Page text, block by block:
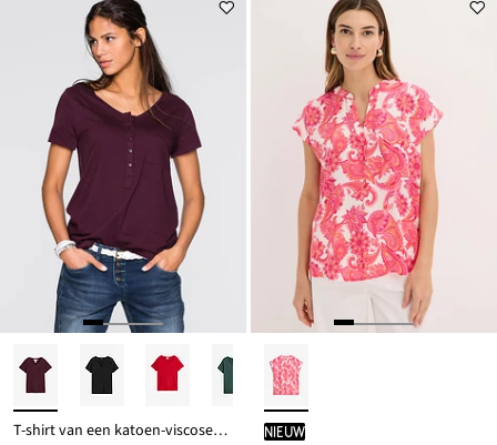
T-shirt van een katoen-viscosemix Nieuw